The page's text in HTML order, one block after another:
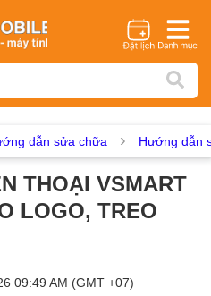
Oppo Xiaomi Realme Vivo
Nokia
LG Tecno
Thay main Unlock - Mở Khoá
dẫn sửa chữa Hướng dẫn
THOẠI VSMART
LOGO, TREO
09:49 AM (GMT +07)